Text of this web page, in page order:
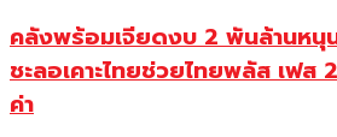
คลังพร้อมเจียดงบ 2 พันล้านหนุ
ชะลอเคาะไทยช่วยไทยพลัส เฟส
ค่า